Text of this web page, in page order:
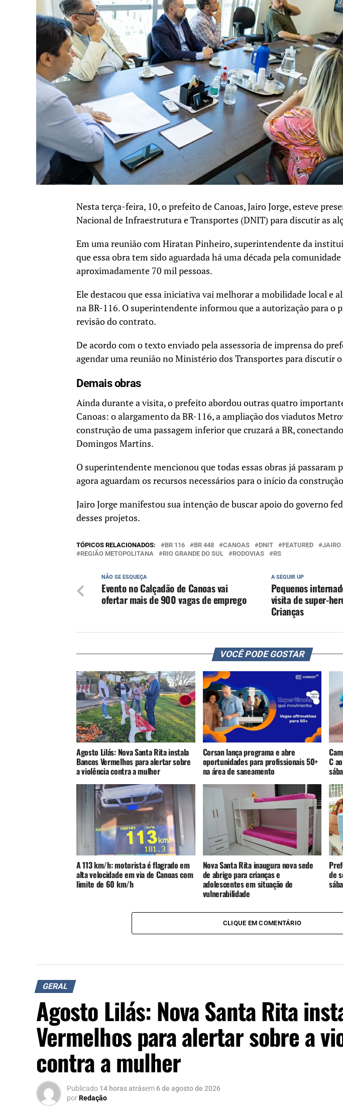
Nesta terça-feira, 10, o prefeito de Canoas, Jairo Jorge, esteve
Nacional de Infraestrutura e Transportes (DNIT) para discutir as
Em uma reunião com Hiratan Pinheiro, superintendente da
que essa obra tem sido aguardada há uma década pela
aproximadamente 70 mil pessoas.
Ele destacou que essa iniciativa vai melhorar a mobilidade local e
na BR-116. O superintendente informou que a autorização para o
revisão do contrato.
De acordo com o texto enviado pela assessoria de imprensa do
agendar uma reunião no Ministério dos Transportes para discutir
Demais obras
Ainda durante a visita, o prefeito abordou outras quatro
Canoas: o alargamento da BR-116, a ampliação dos viadutos
construção de uma passagem inferior que cruzará a BR,
Domingos Martins.
O superintendente mencionou que todas essas obras já passaram
agora aguardam os recursos necessários para o início da
Jairo Jorge manifestou sua intenção de buscar apoio do governo
desses projetos.
TÓPICOS RELACIONADOS: BR 116 BR 448 CANOAS DNIT FEATURED JAIRO
REGIÃO METOPOLITANA
RIO GRANDE DO SUL RODOVIAS RS
A SEGUIR UP
Pequenos
visita de super-
Crianças
NÃO SE ESQUEÇA
Evento no Calçadão de Canoas vai
ofertar mais de 900 vagas de emprego
VOCÊ PODE GOSTAR
Agosto Lilás: Nova Santa Rita instala
Bancos Vermelhos para alertar sobre
a violência contra a mulher
Corsan lança programa e abre
oportunidades para profissionais 50+
na área de saneamento
C
A 113 km/h: motorista é flagrado em
alta velocidade em via de Canoas com
limite de 60 km/h
Nova Santa Rita inaugura nova sede
de abrigo para crianças e
adolescentes em situação de
vulnerabilidade
de
CLIQUE EM COMENTÁRIO
GERAL
Agosto Lilás: Nova Santa Rita
Vermelhos para alertar sobre a
contra a mulher
Publicado 14 horas atrásem 6 de agosto de 2026
porRedação